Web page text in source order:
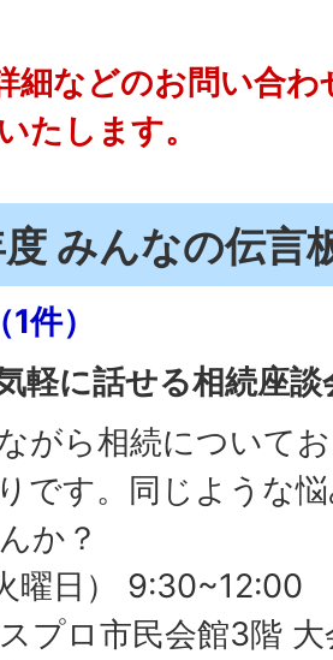
細などのお問い合
たします。
みんなの伝言
件）
軽に話せる相続座談
がら相続について
です。同じような
か？
曜日） 9:30~12:00
プロ市民会館3階 大